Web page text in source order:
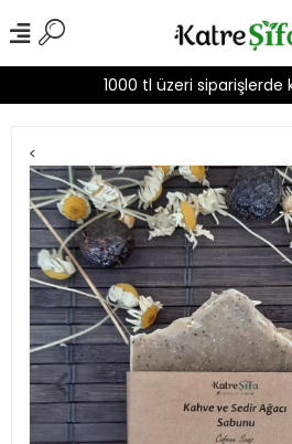
1000 tl üzeri siparişlerde
<